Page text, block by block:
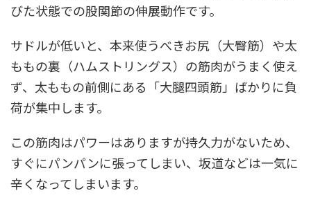
びた状態での股関節の伸展動作です。
サドルが低いと、本来使うべきお尻（大臀筋）や太
ももの裏（ハムストリングス）の筋肉がうまく使え
ず、太ももの前側にある「大腿四頭筋」ばかりに負
荷が集中します。
この筋肉はパワーはありますが持久力がないため、
すぐにパンパンに張ってしまい、坂道などは一気に
辛くなってしまいます。